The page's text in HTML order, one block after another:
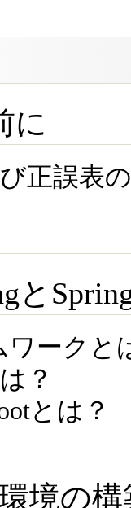
に
正誤表
ークと
？
とは？
境の構